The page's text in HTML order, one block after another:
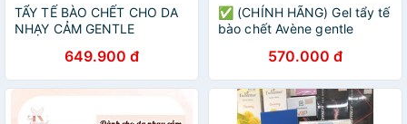
TẨY TẾ BÀO CHẾT CHO DA
NHẠY CẢM GENTLE
75ML CHÍNH HÃNG - 7691
649.900 đ
✅ (CHÍNH HÃNG) Gel tẩy tế
bào chết Avène gentle
570.000 đ